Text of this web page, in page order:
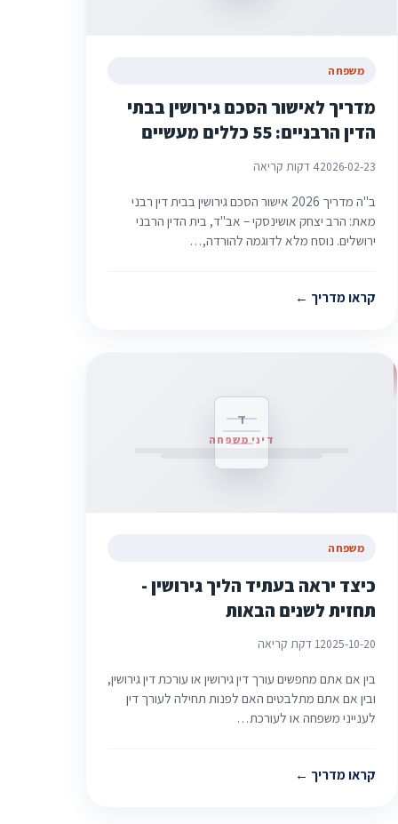
משפחה
מדריך לאישור הסכם גירושין בבתי
הדין הרבניים: 55 כללים מעשיים
2026-02-234 דקות קריאה
ב"ה מדריך 2026 אישור הסכם גירושין בבית דין רבני
מאת: הרב יצחק אושינסקי – אב"ד, בית הדין הרבני
ירושלים. נוסח מלא לדוגמה להורדה,…
קראו מדריך
ד
דיני משפחה
משפחה
כיצד יראה בעתיד הליך גירושין -
תחזית לשנים הבאות
2025-10-201 דקת קריאה
בין אם אתם מחפשים עורך דין גירושין או עורכת דין גירושין,
ובין אם אתם מתלבטים האם לפנות תחילה לעורך דין
לענייני משפחה או לעורכת…
קראו מדריך